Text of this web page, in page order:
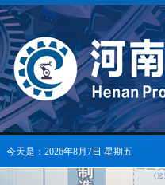
今天是：2026年8月7日 星期五